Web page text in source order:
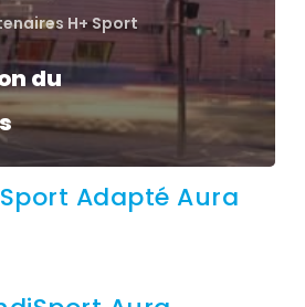
H+ Sport
du
Adapté Aura